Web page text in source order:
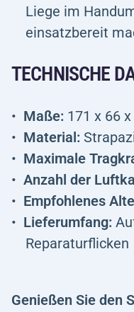
Liege im
einsatzbereit
TECHNISCHE
Maße: 171 x 66
Material:
Maximale
Anzahl der
Empfohlenes
Lieferumfang:
Reparaturflicken
Genießen Sie den